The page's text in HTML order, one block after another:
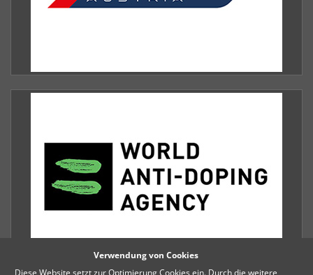
Verwendung von Cookies
Diese Website setzt zur Optimierung Cookies ein. Durch die weitere